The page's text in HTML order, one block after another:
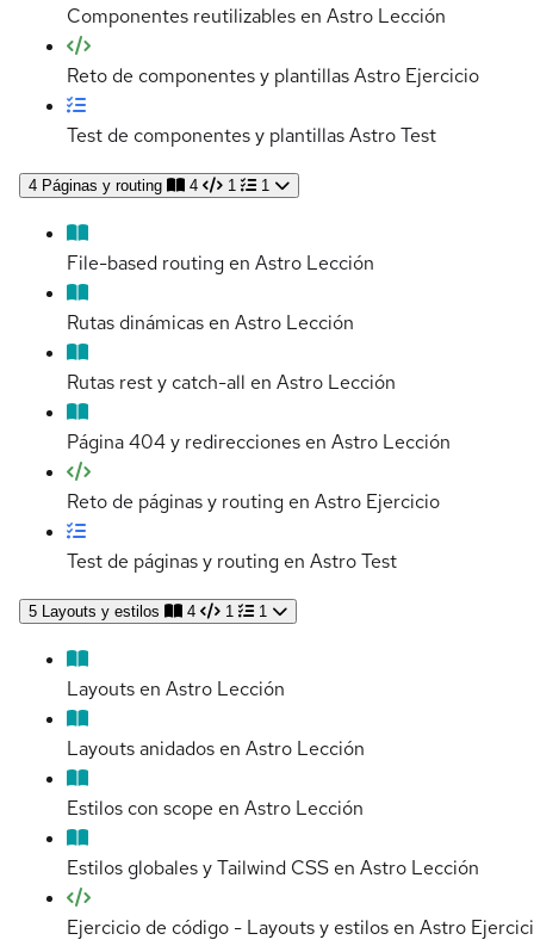
Componentes reutilizables en Astro Lección
Reto de componentes y plantillas Astro Ejercicio
Test de componentes y plantillas AstroTest
4 Páginas y routing 4 1 1
File-based routing en Astro Lección
Rutas dinámicas en Astro Lección
Rutas rest y catch-all en Astro Lección
Página 404 y redirecciones en Astro Lección
Reto de páginas y routing en Astro Ejercicio
Test de páginas y routing en AstroTest
5 Layouts y estilos 4 1 1
Layouts en Astro Lección
Layouts anidados en Astro Lección
Estilos con scope en Astro Lección
Estilos globales y Tailwind CSS en Astro Lección
Ejercicio de código - Layouts y estilos en Astro